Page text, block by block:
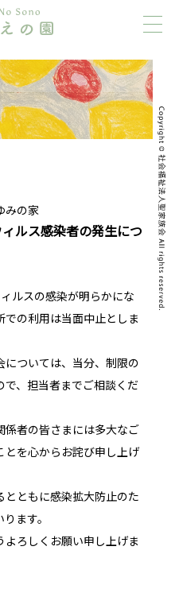
みの家
ルス感染者の発生につ
ルスの感染が明らかにな
での利用は当面中止としま
ついては、当分、制限の
、担当者までご相談くだ
者の皆さまには多大なご
を心からお詫び申し上げ
ともに感染拡大防止のた
ます。
ろしくお願い申し上げま